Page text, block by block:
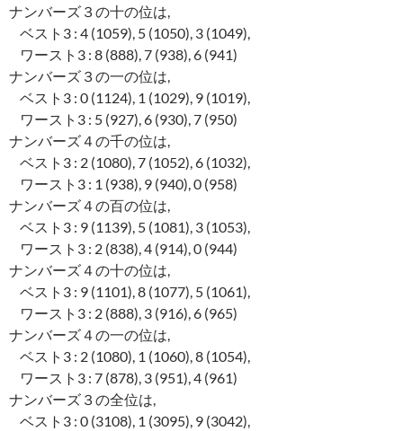
ナンバーズ３の十の位は,
ベスト3 : 4 (1059), 5 (1050), 3 (1049),
ワースト3 : 8 (888), 7 (938), 6 (941)
ナンバーズ３の一の位は,
ベスト3 : 0 (1124), 1 (1029), 9 (1019),
ワースト3 : 5 (927), 6 (930), 7 (950)
ナンバーズ４の千の位は,
ベスト3 : 2 (1080), 7 (1052), 6 (1032),
ワースト3 : 1 (938), 9 (940), 0 (958)
ナンバーズ４の百の位は,
ベスト3 : 9 (1139), 5 (1081), 3 (1053),
ワースト3 : 2 (838), 4 (914), 0 (944)
ナンバーズ４の十の位は,
ベスト3 : 9 (1101), 8 (1077), 5 (1061),
ワースト3 : 2 (888), 3 (916), 6 (965)
ナンバーズ４の一の位は,
ベスト3 : 2 (1080), 1 (1060), 8 (1054),
ワースト3 : 7 (878), 3 (951), 4 (961)
ナンバーズ３の全位は,
ベスト3 : 0 (3108), 1 (3095), 9 (3042),